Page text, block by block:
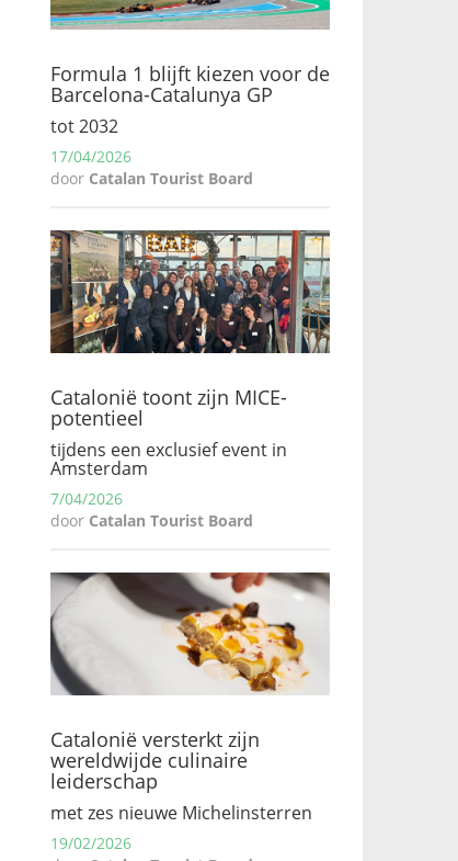
Formula 1 blijft kiezen voor de
Barcelona-Catalunya GP
tot 2032
17/04/2026
door Catalan Tourist Board
Catalonië toont zijn MICE-
potentieel
tijdens een exclusief event in
Amsterdam
7/04/2026
door Catalan Tourist Board
Catalonië versterkt zijn
wereldwijde culinaire
leiderschap
met zes nieuwe Michelinsterren
19/02/2026